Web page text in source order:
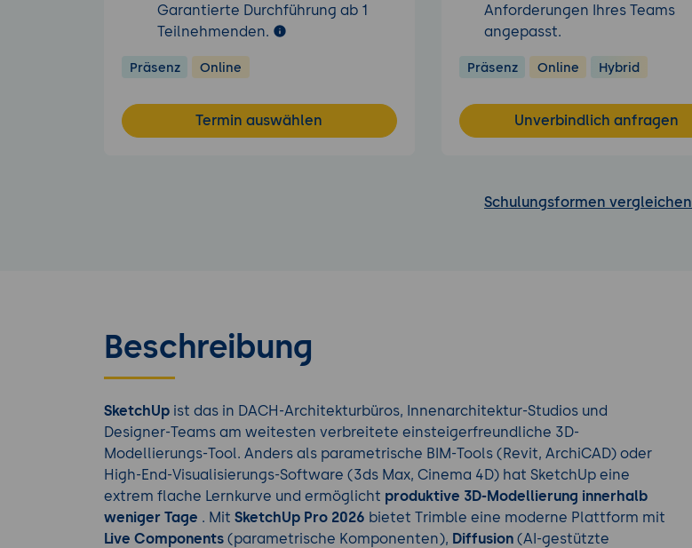
Garantierte Durchführung ab 1
Teilnehmenden.
Präsenz Online
Termin auswählen
Anforderungen Ihres Teams
angepasst.
Präsenz Online Hybrid
Unverbindlich anfragen
Schulungsformen vergleichen
Beschreibung
SketchUp ist das in DACH-Architekturbüros, Innenarchitektur-Studios und
Designer-Teams am weitesten verbreitete einsteigerfreundliche 3D-
Modellierungs-Tool. Anders als parametrische BIM-Tools (Revit, ArchiCAD) oder
High-End-Visualisierungs-Software (3ds Max, Cinema 4D) hat SketchUp eine
extrem flache Lernkurve und ermöglicht produktive 3D-Modellierung innerhalb
weniger Tage . Mit SketchUp Pro 2026 bietet Trimble eine moderne Plattform mit
Live Components (parametrische Komponenten), Diffusion (AI-gestützte